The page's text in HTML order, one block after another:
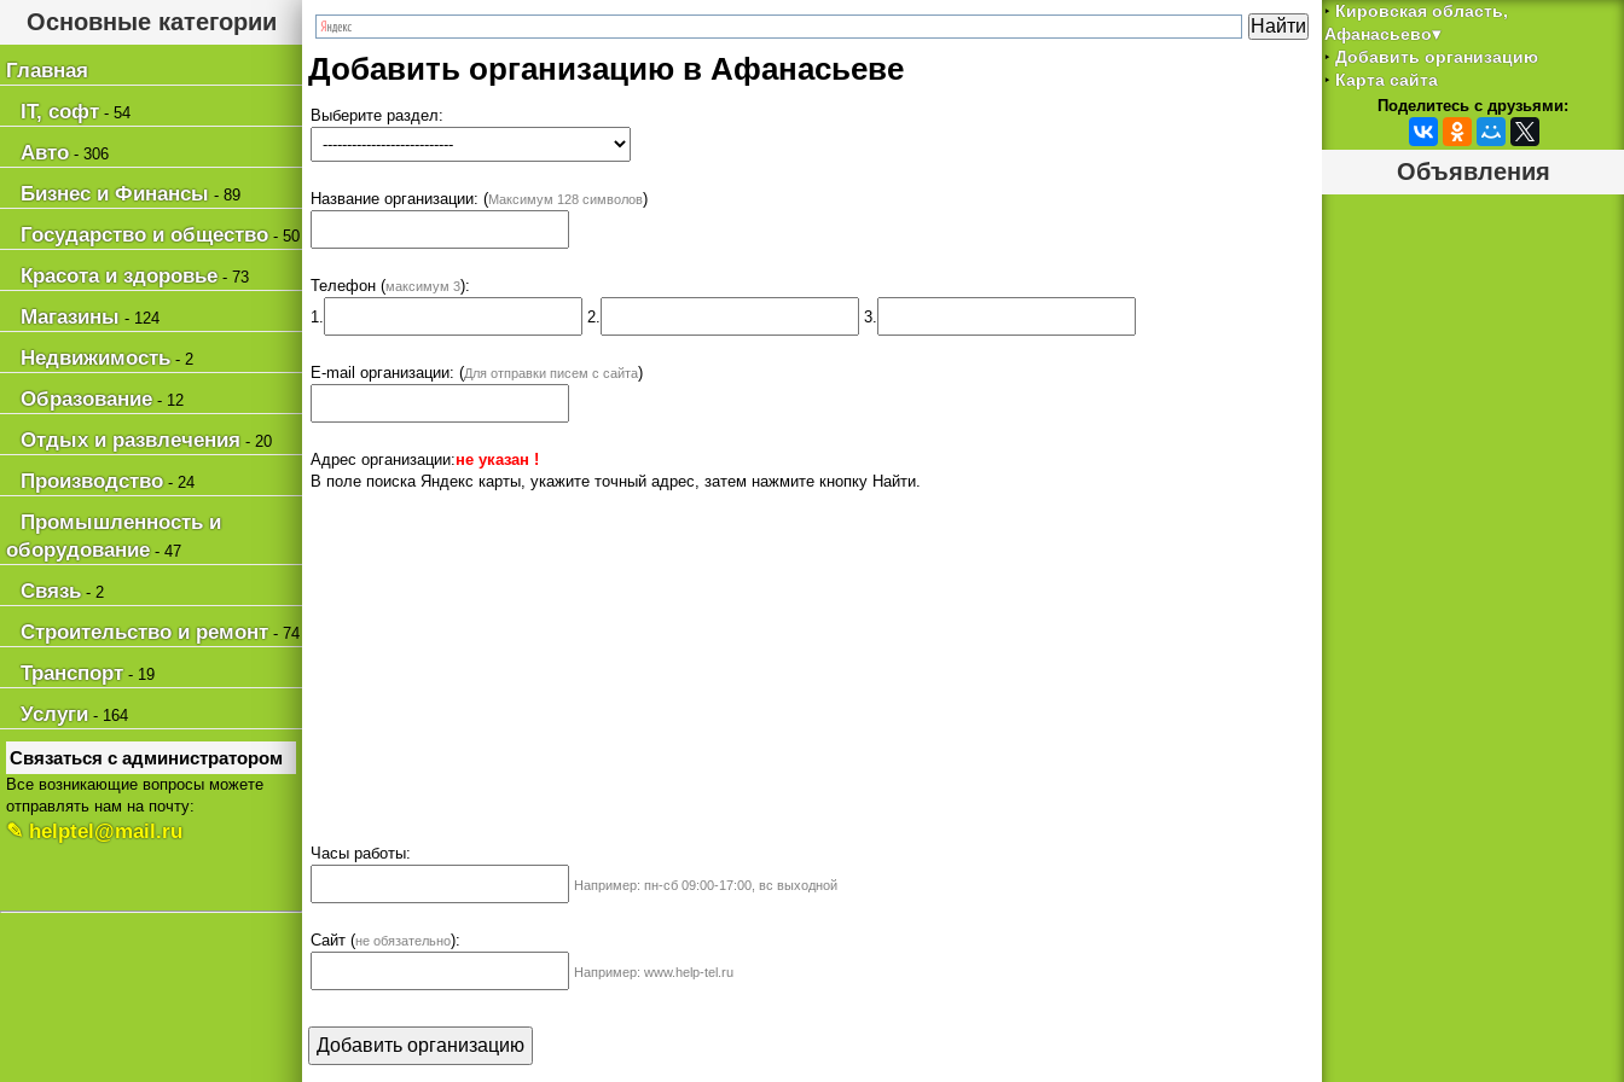
Основные категории
Главная
IT, софт- 54
Авто- 306
Бизнес и Финансы - 89
Государство и общество- 50
Красота и здоровье- 73
Магазины - 124
Недвижимость- 2
Образование- 12
Отдых и развлечения - 20
Производство- 24
Промышленность и
оборудование- 47
Связь- 2
Строительство и ремонт- 74
Транспорт- 19
Услуги - 164
Связаться с администратором
Все возникающие вопросы можете
отправлять нам на почту:
✎ helptel@mail.ru
Добавить организацию в Афанасьеве
Выберите раздел:
Название организации: (Максимум 128 символов)
Телефон (максимум 3):
1.
2. 3.
E-mail организации: (Для отправки писем с сайта)
Адрес организации:не указан !
В поле поиска Яндекс карты, укажите точный адрес, затем нажмите кнопку Найти.
Часы работы:
Например: пн-сб 09:00-17:00, вс выходной
Сайт (не обязательно):
Например: www.help-tel.ru
‣ Кировская область,
Афанасьево▾
‣ Добавить организацию
‣ Карта сайта
Поделитесь с друзьями:
Объявления